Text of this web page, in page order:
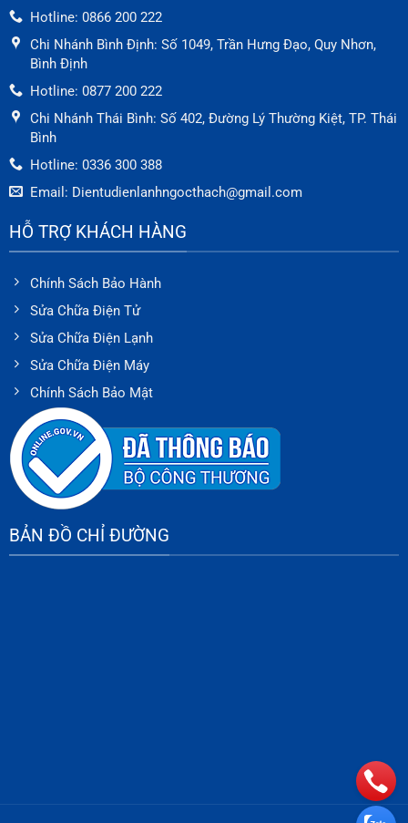
Hotline: 0866 200 222
Chi Nhánh Bình Định: Số 1049, Trần Hưng Đạo, Quy Nhơn,
Bình Định
Hotline: 0877 200 222
Chi Nhánh Thái Bình: Số 402, Đường Lý Thường Kiệt, TP. Thái
Bình
Hotline: 0336 300 388
Email: Dientudienlanhngocthach@gmail.com
HỖ TRỢ KHÁCH HÀNG
Chính Sách Bảo Hành
Sửa Chữa Điện Tử
Sửa Chữa Điện Lạnh
Sửa Chữa Điện Máy
Chính Sách Bảo Mật
BẢN ĐỒ CHỈ ĐƯỜNG